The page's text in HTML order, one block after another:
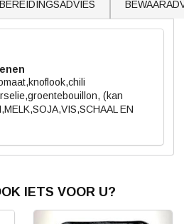
BEREIDINGSADVIES
(kan
EN
IETS VOOR U?